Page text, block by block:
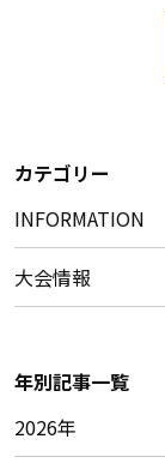
カテゴリー
INFORMATION
大会情報
年別記事一覧
2026年